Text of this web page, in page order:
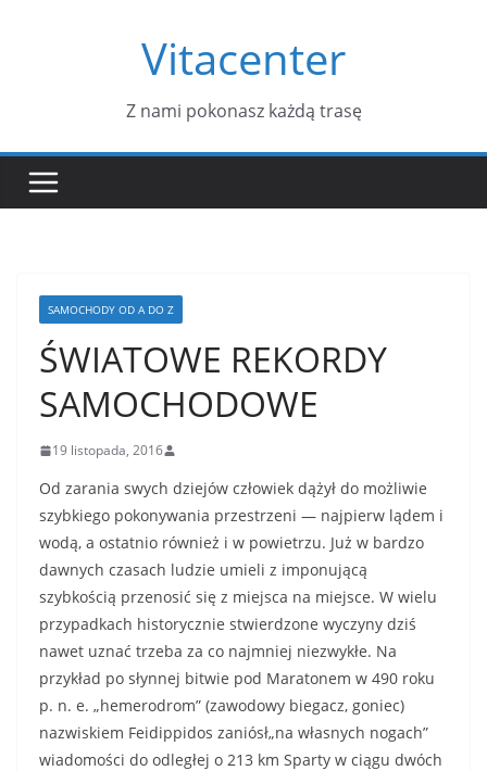
Vitacenter
Z nami pokonasz każdą trasę
SAMOCHODY OD A DO Z
ŚWIATOWE REKORDY
SAMOCHODOWE
19 listopada, 2016
Od zarania swych dziejów człowiek dążył do możliwie
szyb­kiego pokonywania przestrzeni — najpierw lądem i
wodą, a ostatnio również i w powietrzu. Już w bardzo
dawnych czasach ludzie umieli z imponującą
szybkością przenosić się z miejsca na miejsce. W wielu
przypadkach historycznie stwierdzone wyczyny dziś
nawet uznać trzeba za co najmniej niezwykłe. Na
przykład po słynnej bitwie pod Maratonem w 490 roku
p. n. e. „hemerodrom” (zawodowy biegacz, goniec)
nazwi­skiem Feidippidos zaniósł„na własnych nogach”
wiadomości do odległej o 213 km Sparty w ciągu dwóch